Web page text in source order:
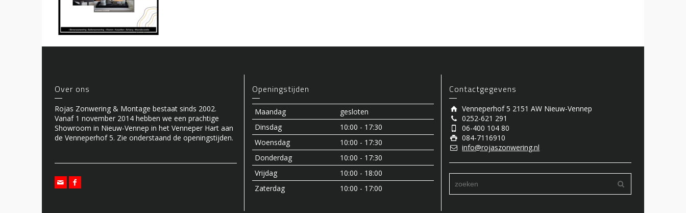
Over ons
Rojas Zonwering & Montage bestaat sinds 2002.
Vanaf 1 november 2014 hebben we een prachtige
Showroom in Nieuw-Vennep in het Venneper Hart aan
de Venneperhof 5. Zie onderstaand de openingstijden.
Openingstijden
Maandag
gesloten
Dinsdag
10:00 - 17:30
Woensdag
10:00 - 17:30
Donderdag
10:00 - 17:30
Vrijdag
10:00 - 18:00
Zaterdag
10:00 - 17:00
Contactgegevens
Venneperhof 5 2151 AW Nieuw-Vennep
0252-621 291
06-400 104 80
084-7116910
info@rojaszonwering.nl